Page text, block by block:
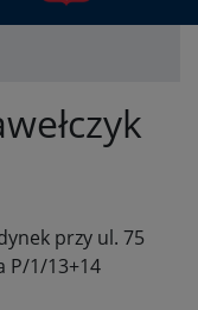
przy ul. 75
P/1/13+14